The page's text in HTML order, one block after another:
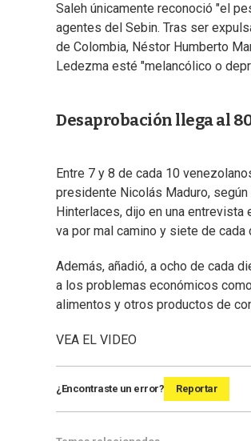
Saleh únicamente reconoció "el
agentes del Sebin. Tras ser
de Colombia, Néstor Humberto
Ledezma esté "melancólico o
Desaprobación llega al
Entre 7 y 8 de cada 10
presidente Nicolás Maduro,
Hinterlaces, dijo en una
va por mal camino y siete de
Además, añadió, a ocho de cada
a los problemas económicos
alimentos y otros productos de
VEA EL VIDEO
¿Encontraste un error? Reportar